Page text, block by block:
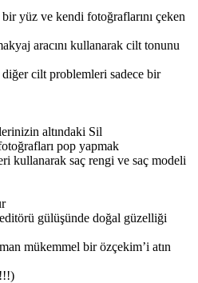
yüz ve kendi fotoğraflarını çeken
aracını kullanarak cilt tonunu
cilt problemleri sadece bir
altındaki Sil
pop yapmak
kullanarak saç rengi ve saç modeli
gülüşünde doğal güzelliği
mükemmel bir özçekim’i atın